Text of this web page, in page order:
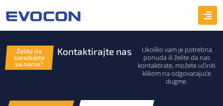
Želite da
sarađujete
sa nama?
Kontaktirajte nas
Ukoliko vam je potrebna
ponuda ili želite da nas
kontaktirate, možete učiniti
klikom na odgovarajuće
dugme.